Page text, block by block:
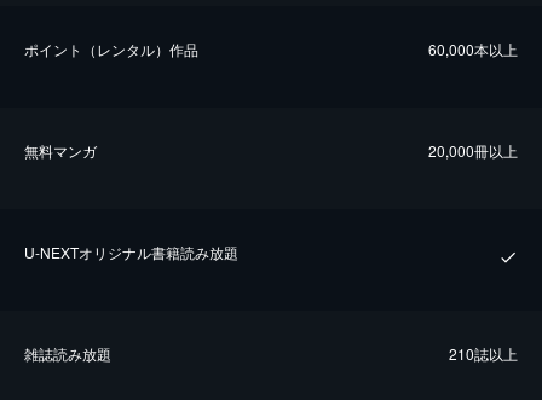
ポイント（レンタル）作品 60,000本以上
無料マンガ 20,000冊以上
U-NEXTオリジナル書籍読み放題
雑誌読み放題 210誌以上